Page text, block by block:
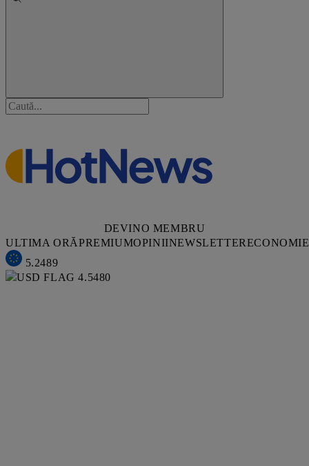
DEVINO MEMBRU
ULTIMA ORĂPREMIUMOPINIINEWSLETTERECONOMIE
5.2489
4.5480